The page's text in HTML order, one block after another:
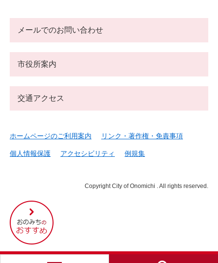
尾
道
市
の
す
メールでのお問い合わせ
市役所案内
交通アクセス
ホームページのご利用案内 リンク・著作権・免責事項
個人情報保護 アクセシビリティ 例規集
Copyright City of Onomichi . All rights reserved.